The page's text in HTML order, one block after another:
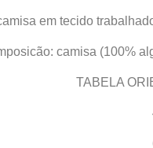
em tecido
camisa (100%
TABELA